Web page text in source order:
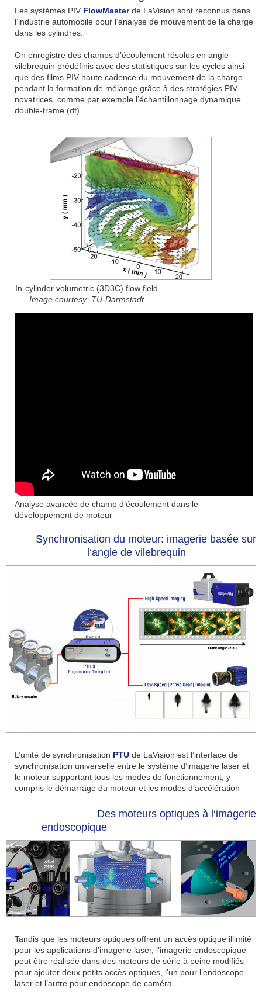
Les systèmes PIV FlowMasterde LaVision sont reconnus dans
l’industrie automobile pour l’analyse de mouvement de la charge
dans les cylindres.
On enregistre des champs d’écoulement résolus en angle
vilebrequin prédéfinis avec des statistiques sur les cycles ainsi
que des films PIV haute cadence du mouvement de la charge
pendant la formation de mélange grâce à des stratégies PIV
novatrices, comme par exemple l’échantillonnage dynamique
double-trame (dt).
In-cylinder volumetric (3D3C) flow field
Image courtesy: TU-Darmstadt
Analyse avancée de champ d‘écoulement dans le
développement de moteur
Synchronisation du moteur: imagerie basée sur
l‘angle de vilebrequin
L’unité de synchronisation PTU de LaVision est l’interface de
synchronisation universelle entre le système d’imagerie laser et
le moteur supportant tous les modes de fonctionnement, y
compris le démarrage du moteur et les modes d’accélération
Des moteurs optiques à l‘imagerie
endoscopique
Tandis que les moteurs optiques offrent un accès optique illimité
pour les applications d’imagerie laser, l’imagerie endoscopique
peut être réalisée dans des moteurs de série à peine modifiés
pour ajouter deux petits accès optiques, l’un pour l’endoscope
laser et l’autre pour endoscope de caméra.